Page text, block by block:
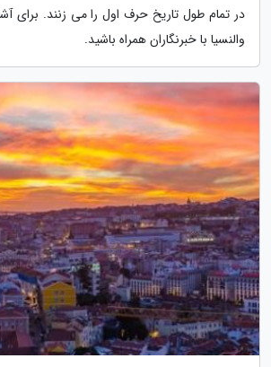
در تمام طول تاریخ حرف اول را می زنند. برای
والنسیا با خبرنگاران همراه باشید.